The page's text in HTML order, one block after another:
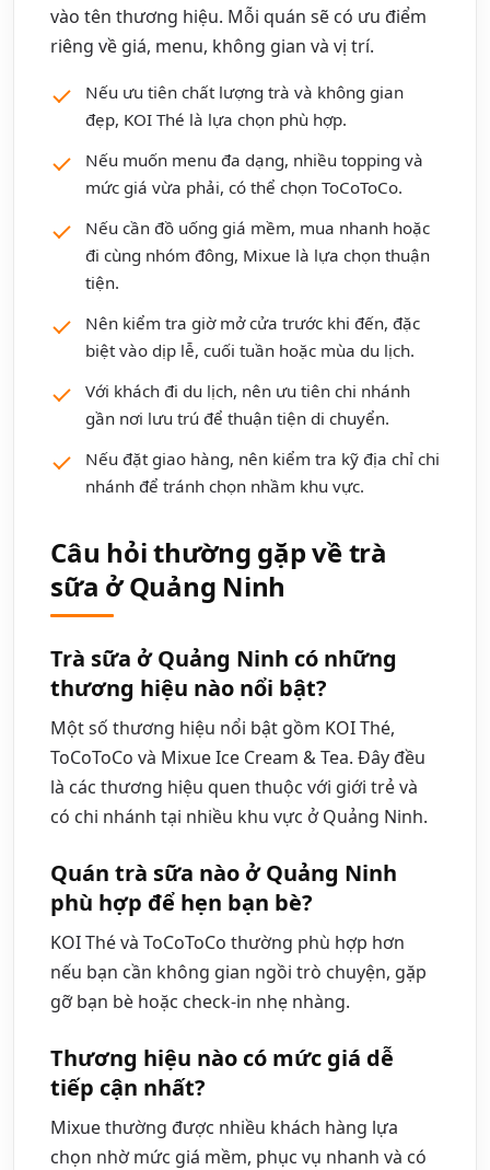
vào tên thương hiệu. Mỗi quán sẽ có ưu điểm
riêng về giá, menu, không gian và vị trí.
Nếu ưu tiên chất lượng trà và không gian
đẹp, KOI Thé là lựa chọn phù hợp.
Nếu muốn menu đa dạng, nhiều topping và
mức giá vừa phải, có thể chọn ToCoToCo.
Nếu cần đồ uống giá mềm, mua nhanh hoặc
đi cùng nhóm đông, Mixue là lựa chọn thuận
tiện.
Nên kiểm tra giờ mở cửa trước khi đến, đặc
biệt vào dịp lễ, cuối tuần hoặc mùa du lịch.
Với khách đi du lịch, nên ưu tiên chi nhánh
gần nơi lưu trú để thuận tiện di chuyển.
Nếu đặt giao hàng, nên kiểm tra kỹ địa chỉ chi
nhánh để tránh chọn nhầm khu vực.
Câu hỏi thường gặp về trà
sữa ở Quảng Ninh
Trà sữa ở Quảng Ninh có những
thương hiệu nào nổi bật?
Một số thương hiệu nổi bật gồm KOI Thé,
ToCoToCo và Mixue Ice Cream & Tea. Đây đều
là các thương hiệu quen thuộc với giới trẻ và
có chi nhánh tại nhiều khu vực ở Quảng Ninh.
Quán trà sữa nào ở Quảng Ninh
phù hợp để hẹn bạn bè?
KOI Thé và ToCoToCo thường phù hợp hơn
nếu bạn cần không gian ngồi trò chuyện, gặp
gỡ bạn bè hoặc check-in nhẹ nhàng.
Thương hiệu nào có mức giá dễ
tiếp cận nhất?
Mixue thường được nhiều khách hàng lựa
chọn nhờ mức giá mềm, phục vụ nhanh và có